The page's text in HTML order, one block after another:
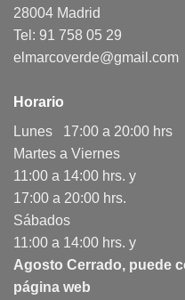
28004 Madrid
Tel: 91 758 05 29
elmarcoverde@gmail.com
Horario
Lunes 17:00 a 20:00 hrs
Martes a Viernes
11:00 a 14:00 hrs. y
17:00 a 20:00 hrs.
Sábados
11:00 a 14:00 hrs. y
Agosto Cerrado, puede
página web